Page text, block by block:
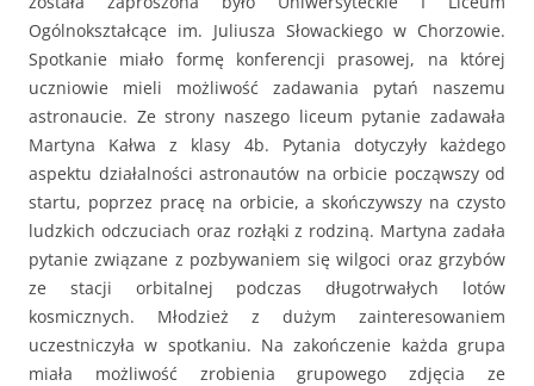
Ogólnokształcące im. Juliusza Słowackiego w Chorzowie.
Spotkanie miało formę konferencji prasowej, na której
uczniowie mieli możliwość zadawania pytań naszemu
astronaucie. Ze strony naszego liceum pytanie zadawała
Martyna Kałwa z klasy 4b. Pytania dotyczyły każdego
aspektu działalności astronautów na orbicie począwszy od
startu, poprzez pracę na orbicie, a skończywszy na czysto
ludzkich odczuciach oraz rozłąki z rodziną. Martyna zadała
pytanie związane z pozbywaniem się wilgoci oraz grzybów
ze stacji orbitalnej podczas długotrwałych lotów
kosmicznych. Młodzież z dużym zainteresowaniem
uczestniczyła w spotkaniu. Na zakończenie każda grupa
miała możliwość zrobienia grupowego zdjęcia ze